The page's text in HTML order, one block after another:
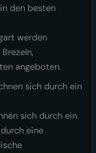
den besten
werden
angeboten.
sich durch ein
sich durch ein
eine